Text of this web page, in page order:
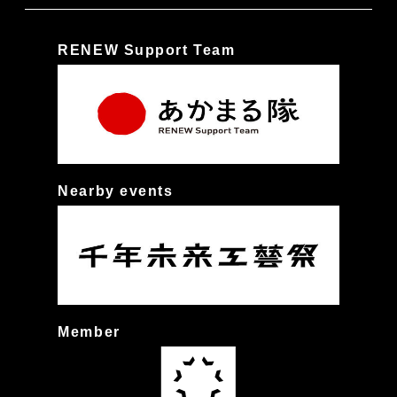
RENEW Support Team
Nearby events
Member